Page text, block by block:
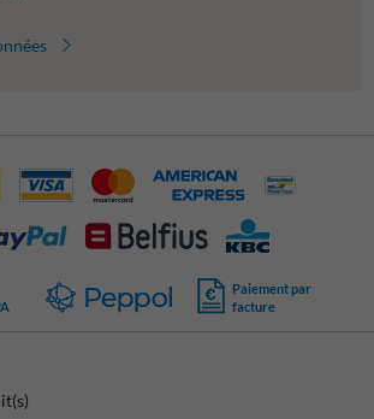
Paiement par
facture